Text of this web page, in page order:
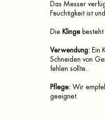
Das Messer
Feuchtigkeit ist
Die Klinge
Verwendung: Ein
Schneiden von
fehlen sollte.
Pflege: Wir
geeignet.